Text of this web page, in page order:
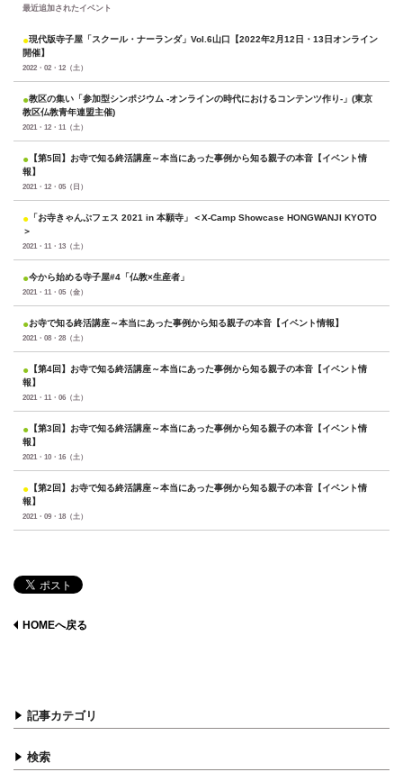
最近追加されたイベント
2022・02・12（土）
●現代版寺子屋「スクール・ナーランダ」Vol.6山口【2022年2月12日・13日オンライン
開催】
2021・12・11（土）
●教区の集い「参加型シンポジウム -オンラインの時代におけるコンテンツ作り-」(東京
教区仏教青年連盟主催)
2021・12・05（日）
● 【第5回】お寺で知る終活講座～本当にあった事例から知る親子の本音【イベント情
報】
2021・11・13（土）
● 「お寺きゃんぷフェス 2021 in 本願寺」＜X-Camp Showcase HONGWANJI KYOTO
＞
2021・11・05（金）
●今から始める寺子屋#4「仏教×生産者」
2021・08・28（土）
●お寺で知る終活講座～本当にあった事例から知る親子の本音【イベント情報】
2021・11・06（土）
● 【第4回】お寺で知る終活講座～本当にあった事例から知る親子の本音【イベント情
報】
2021・10・16（土）
● 【第3回】お寺で知る終活講座～本当にあった事例から知る親子の本音【イベント情
報】
2021・09・18（土）
● 【第2回】お寺で知る終活講座～本当にあった事例から知る親子の本音【イベント情
報】
HOMEへ戻る
記事カテゴリ
検索